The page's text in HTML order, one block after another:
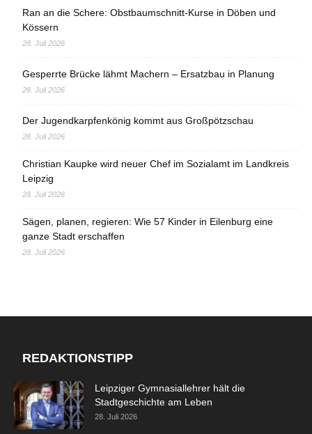
Ran an die Schere: Obstbaumschnitt-Kurse in Döben und
Kössern
28. Juli 2026
Gesperrte Brücke lähmt Machern – Ersatzbau in Planung
28. Juli 2026
Der Jugendkarpfenkönig kommt aus Großpötzschau
28. Juli 2026
Christian Kaupke wird neuer Chef im Sozialamt im Landkreis
Leipzig
28. Juli 2026
Sägen, planen, regieren: Wie 57 Kinder in Eilenburg eine
ganze Stadt erschaffen
28. Juli 2026
REDAKTIONSTIPP
Leipziger Gymnasiallehrer hält die
Stadtgeschichte am Leben
28. Juli 2026